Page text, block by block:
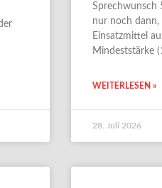
Sprechwunsch
nur noch
Einsatzmittel
Mindeststärke
WEITERLESEN »
28. Juli 2026